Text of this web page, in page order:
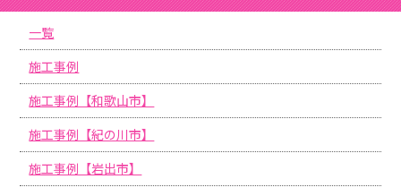
一覧
施工事例
施工事例【和歌山市】
施工事例【紀の川市】
施工事例【岩出市】